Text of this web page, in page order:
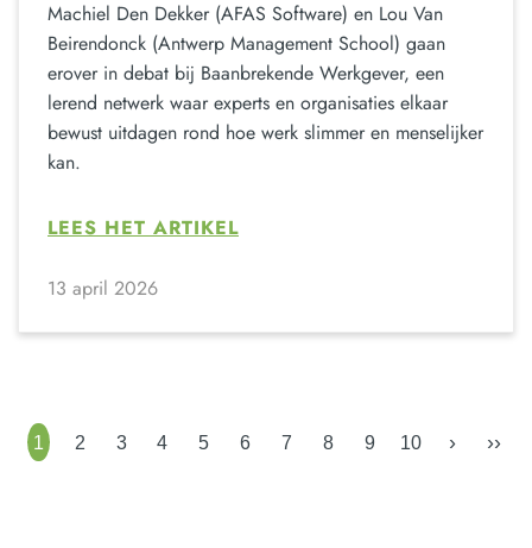
Machiel Den Dekker (AFAS Software) en Lou Van
Beirendonck (Antwerp Management School) gaan
erover in debat bij Baanbrekende Werkgever, een
lerend netwerk waar experts en organisaties elkaar
bewust uitdagen rond hoe werk slimmer en menselijker
kan.
LEES HET ARTIKEL
13 april 2026
1 2 3 4 5 6 7 8 9 10 › ››